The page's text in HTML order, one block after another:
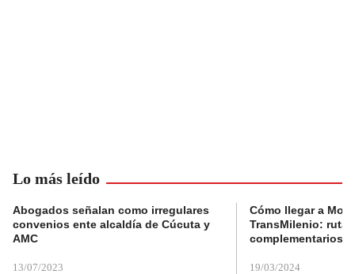
Lo más leído
Abogados señalan como irregulares
convenios ente alcaldía de Cúcuta y
AMC
13/07/2023
Cómo llegar a
TransMilenio:
complementarios
19/03/2024